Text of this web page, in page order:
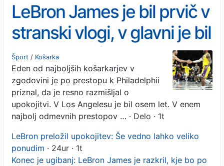
LeBron James je bil prvič v
stranski vlogi, v glavni je bil
Luka Dončić
Šport / Košarka
Eden od najboljših košarkarjev v
zgodovini je po prestopu k Philadelphii
priznal, da je resno razmišljal o
upokojitvi. V Los Angelesu je bil osem let. V enem
najbolj odmevnih prestopov … · Delo · 1t
LeBron preložil upokojitev: Še vedno lahko veliko
ponudim · 24ur · 1t
Konec je ugibanj: LeBron James je razkril, kje bo po